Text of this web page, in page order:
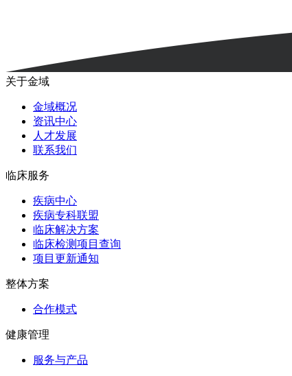
关于金域
金域概况
资讯中心
人才发展
联系我们
临床服务
疾病中心
疾病专科联盟
临床解决方案
临床检测项目查询
项目更新通知
整体方案
合作模式
健康管理
服务与产品